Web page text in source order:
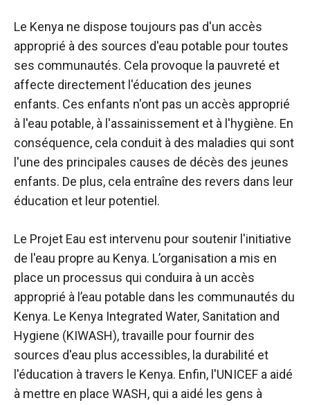
Le Kenya ne dispose toujours pas d'un accès
approprié à des sources d'eau potable pour toutes
ses communautés. Cela provoque la pauvreté et
affecte directement l'éducation des jeunes
enfants. Ces enfants n'ont pas un accès approprié
à l'eau potable, à l'assainissement et à l'hygiène. En
conséquence, cela conduit à des maladies qui sont
l'une des principales causes de décès des jeunes
enfants. De plus, cela entraîne des revers dans leur
éducation et leur potentiel.
Le Projet Eau est intervenu pour soutenir l'initiative
de l'eau propre au Kenya. L’organisation a mis en
place un processus qui conduira à un accès
approprié à l’eau potable dans les communautés du
Kenya. Le Kenya Integrated Water, Sanitation and
Hygiene (KIWASH), travaille pour fournir des
sources d'eau plus accessibles, la durabilité et
l'éducation à travers le Kenya. Enfin, l'UNICEF a aidé
à mettre en place WASH, qui a aidé les gens à